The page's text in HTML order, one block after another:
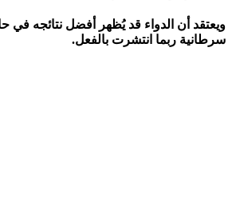
ويعتقد أن الدواء قد يُظهر أفضل نتائجه
سرطانية ربما انتشرت بالفعل.